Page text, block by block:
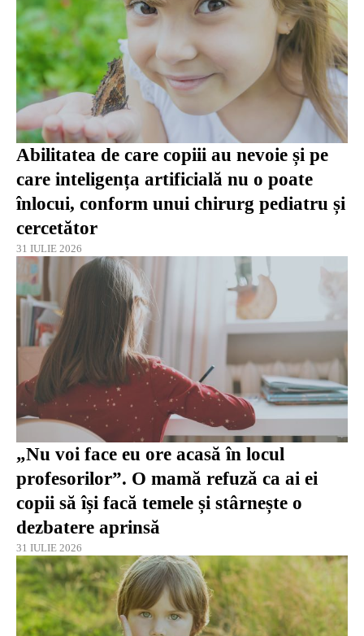
Abilitatea de care copiii au nevoie și pe
care inteligența artificială nu o poate
înlocui, conform unui chirurg pediatru și
cercetător
31 IULIE 2026
„Nu voi face eu ore acasă în locul
profesorilor”. O mamă refuză ca ai ei
copii să își facă temele și stârnește o
dezbatere aprinsă
31 IULIE 2026